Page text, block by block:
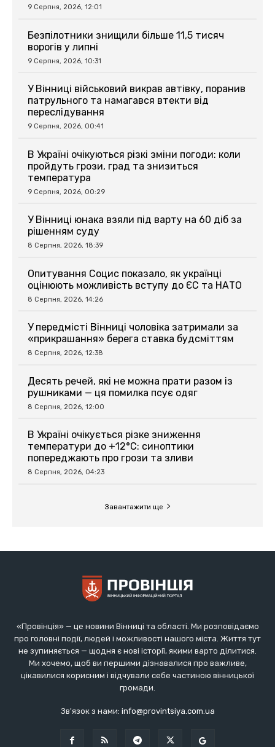
«Провінція» — це новини Вінниці та області. Ми розповідаємо
про головні події, людей і можливості нашого міста. Життя тут
не зупиняється — щодня є нові історії, якими варто ділитися.
Ми хочемо, щоб ви першими дізнавалися про важливе,
цікавилися корисним і відчували себе частиною вінницької
громади.
Зв'язок з нами: info@provintsiya.com.ua